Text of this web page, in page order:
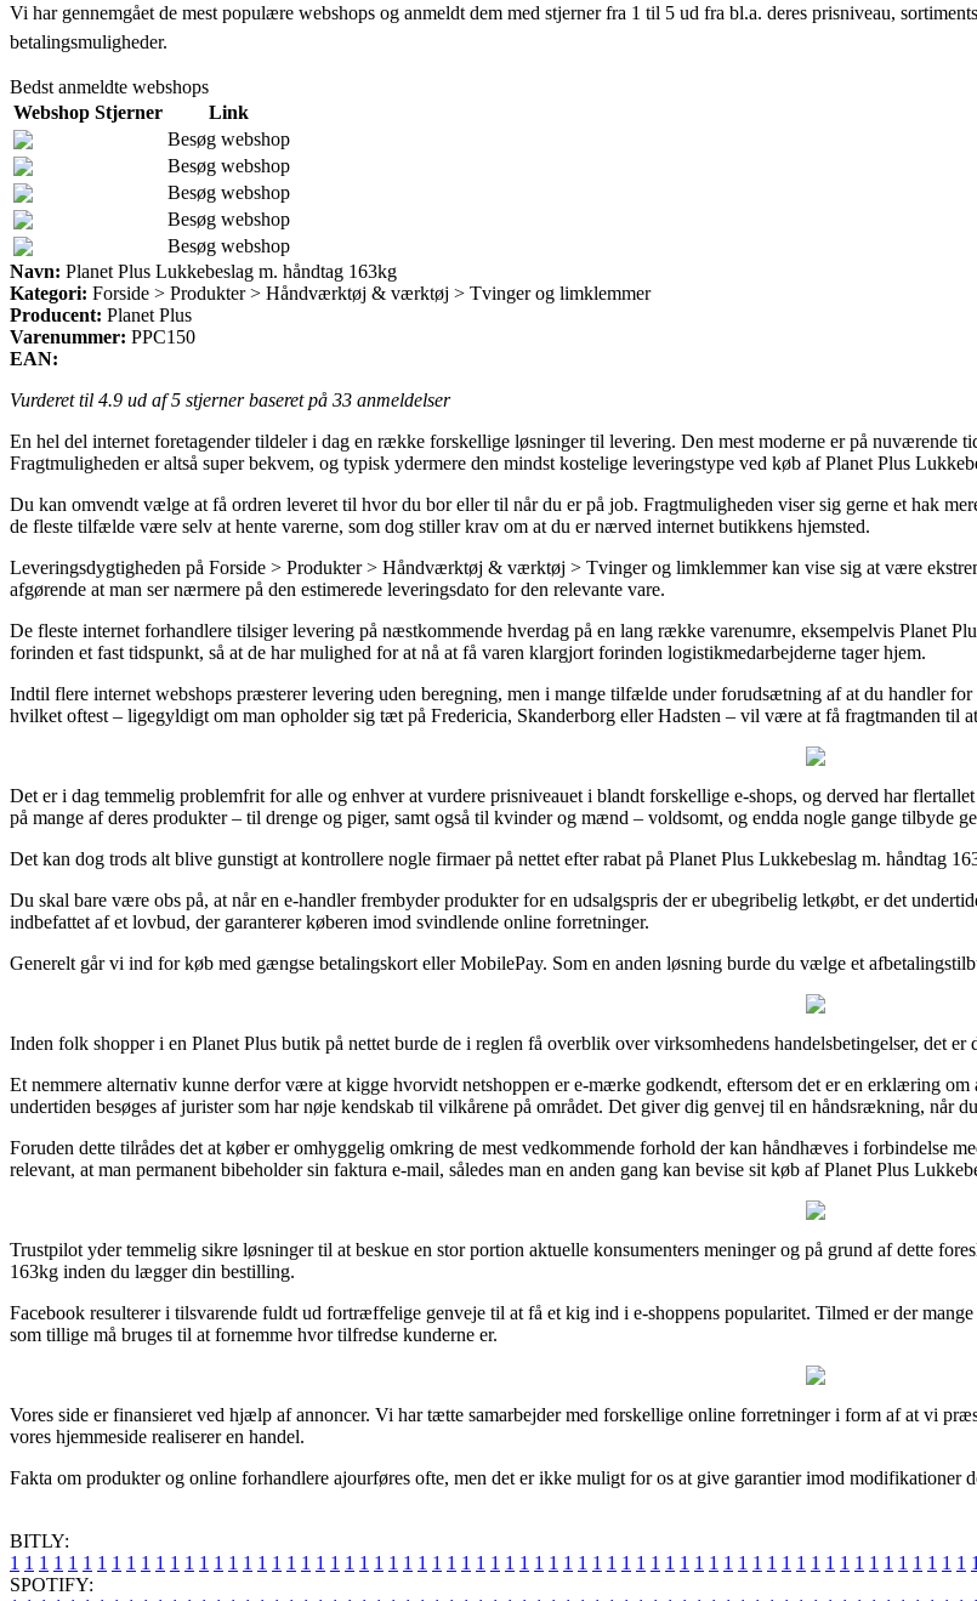
Vi har gennemgået de mest populære webshops og anmeldt dem med stjerner fra 1 til 5 ud fra bl.a. deres prisniveau,
betalingsmuligheder.
Bedst anmeldte webshops
Webshop Stjerner
Link
Besøg webshop
Besøg webshop
Besøg webshop
Besøg webshop
Besøg webshop
Navn: Planet Plus Lukkebeslag m. håndtag 163kg
Kategori: Forside > Produkter > Håndværktøj & værktøj > Tvinger og limklemmer
Producent: Planet Plus
Varenummer: PPC150
EAN:
Vurderet til 4.9 ud af 5 stjerner baseret på 33 anmeldelser
En hel del internet foretagender tildeler i dag en række forskellige løsninger til levering. Den mest moderne er på nuværende
Fragtmuligheden er altså super bekvem, og typisk ydermere den mindst kostelige leveringstype ved køb af Planet Plus
Du kan omvendt vælge at få ordren leveret til hvor du bor eller til når du er på job. Fragtmuligheden viser sig gerne et hak
de fleste tilfælde være selv at hente varerne, som dog stiller krav om at du er nærved internet butikkens hjemsted.
Leveringsdygtigheden på Forside > Produkter > Håndværktøj & værktøj > Tvinger og limklemmer kan vise sig at være
afgørende at man ser nærmere på den estimerede leveringsdato for den relevante vare.
De fleste internet forhandlere tilsiger levering på næstkommende hverdag på en lang række varenumre, eksempelvis Planet
forinden et fast tidspunkt, så at de har mulighed for at nå at få varen klargjort forinden logistikmedarbejderne tager hjem.
Indtil flere internet webshops præsterer levering uden beregning, men i mange tilfælde under forudsætning af at du handler
hvilket oftest – ligegyldigt om man opholder sig tæt på Fredericia, Skanderborg eller Hadsten – vil være at få fragtmanden til
Det er i dag temmelig problemfrit for alle og enhver at vurdere prisniveauet i blandt forskellige e-shops, og derved har
på mange af deres produkter – til drenge og piger, samt også til kvinder og mænd – voldsomt, og endda nogle gange tilbyde
Det kan dog trods alt blive gunstigt at kontrollere nogle firmaer på nettet efter rabat på Planet Plus Lukkebeslag m. håndtag
Du skal bare være obs på, at når en e-handler frembyder produkter for en udsalgspris der er ubegribelig letkøbt, er det
indbefattet af et lovbud, der garanterer køberen imod svindlende online forretninger.
Generelt går vi ind for køb med gængse betalingskort eller MobilePay. Som en anden løsning burde du vælge et
Inden folk shopper i en Planet Plus butik på nettet burde de i reglen få overblik over virksomhedens handelsbetingelser, det er
Et nemmere alternativ kunne derfor være at kigge hvorvidt netshoppen er e-mærke godkendt, eftersom det er en erklæring
undertiden besøges af jurister som har nøje kendskab til vilkårene på området. Det giver dig genvej til en håndsrækning, når
Foruden dette tilrådes det at køber er omhyggelig omkring de mest vedkommende forhold der kan håndhæves i forbindelse
relevant, at man permanent bibeholder sin faktura e-mail, således man en anden gang kan bevise sit køb af Planet Plus
Trustpilot yder temmelig sikre løsninger til at beskue en stor portion aktuelle konsumenters meninger og på grund af dette
163kg inden du lægger din bestilling.
Facebook resulterer i tilsvarende fuldt ud fortræffelige genveje til at få et kig ind i e-shoppens popularitet. Tilmed er der
som tillige må bruges til at fornemme hvor tilfredse kunderne er.
Vores side er finansieret ved hjælp af annoncer. Vi har tætte samarbejder med forskellige online forretninger i form af at vi
vores hjemmeside realiserer en handel.
Fakta om produkter og online forhandlere ajourføres ofte, men det er ikke muligt for os at give garantier imod modifikationer
BITLY:
1 1 1 1 1 1 1 1 1 1 1 1 1 1 1 1 1 1 1 1 1 1 1 1 1 1 1 1 1 1 1 1 1 1 1 1 1 1 1 1 1 1 1 1 1 1 1 1 1 1 1 1 1 1 1 1 1 1 1 1 1 1 1 1 1 1 1
SPOTIFY: